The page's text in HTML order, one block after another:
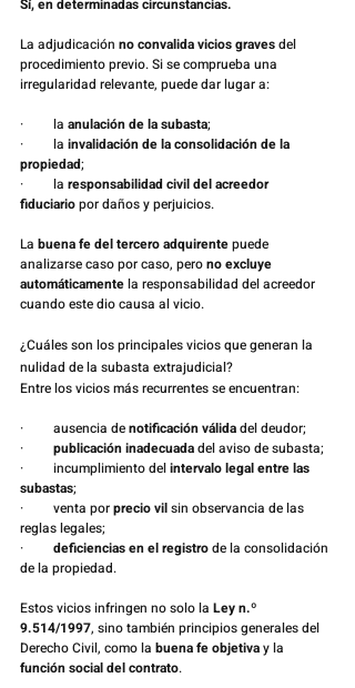
Sí, en determinadas circunstancias.
La adjudicación no convalida vicios graves del
procedimiento previo. Si se comprueba una
irregularidad relevante, puede dar lugar a:
·         la anulación de la subasta;
·         la invalidación de la consolidación de la
propiedad;
·         la responsabilidad civil del acreedor
fiduciario por daños y perjuicios.
La buena fe del tercero adquirente puede
analizarse caso por caso, pero no excluye
automáticamente la responsabilidad del acreedor
cuando este dio causa al vicio.
¿Cuáles son los principales vicios que generan la
nulidad de la subasta extrajudicial?
Entre los vicios más recurrentes se encuentran:
·         ausencia de notificación válida del deudor;
· publicación inadecuada del aviso de subasta;
·         incumplimiento del intervalo legal entre las
subastas;
·         venta por precio vil sin observancia de las
reglas legales;
· deficiencias en el registro de la consolidación
de la propiedad.
Estos vicios infringen no solo la Ley n.º
9.514/1997, sino también principios generales del
Derecho Civil, como la buena fe objetiva y la
función social del contrato.